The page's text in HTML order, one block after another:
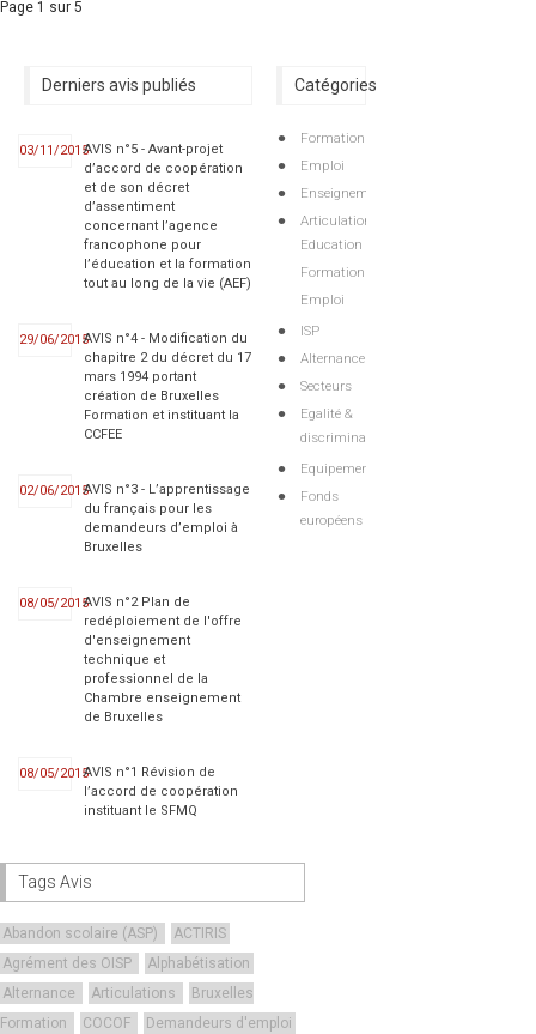
Page 1 sur 5
Derniers avis publiés
03/11/2015AVIS n°5 - Avant-projet
d’accord de coopération
et de son décret
d’assentiment
concernant l’agence
francophone pour
l’éducation et la formation
tout au long de la vie (AEF)
29/06/2015AVIS n°4 - Modification du
chapitre 2 du décret du 17
mars 1994 portant
création de Bruxelles
Formation et instituant la
CCFEE
02/06/2015AVIS n°3 - L’apprentissage
du français pour les
demandeurs d’emploi à
Bruxelles
08/05/2015AVIS n°2 Plan de
redéploiement de l'offre
d'enseignement
technique et
professionnel de la
Chambre enseignement
de Bruxelles
08/05/2015AVIS n°1 Révision de
l’accord de coopération
instituant le SFMQ
Catégories
Formation
Emploi
Enseignement
Articulations
Education
Formation
Emploi
ISP
Alternance
Secteurs
Egalité &
discriminations
Equipements
Fonds
européens
Tags Avis
Abandon scolaire (ASP)
ACTIRIS
Agrément des OISP
Alphabétisation
Alternance
Articulations
Bruxelles
Formation
COCOF
Demandeurs d'emploi